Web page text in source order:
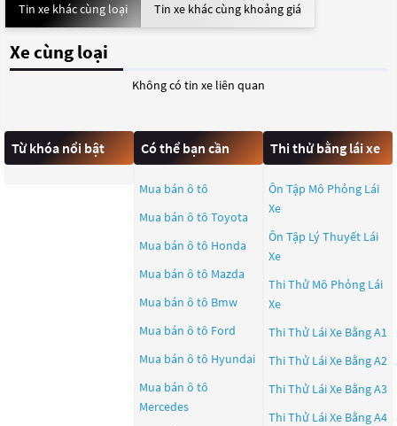
Tin xe khác cùng loại Tin xe khác cùng khoảng giá
Xe cùng loại
Không có tin xe liên quan
Từ khóa nổi bật Có thể bạn cần
Mua bán ô tô
Mua bán ô tô Toyota
Mua bán ô tô Honda
Mua bán ô tô Mazda
Mua bán ô tô Bmw
Mua bán ô tô Ford
Mua bán ô tô Hyundai
Mua bán ô tô
Mercedes
Thi thử bằng lái xe
Ôn Tập Mô Phỏng Lái
Xe
Ôn Tập Lý Thuyết Lái
Xe
Thi Thử Mô Phỏng Lái
Xe
Thi Thử Lái Xe Bằng A1
Thi Thử Lái Xe Bằng A2
Thi Thử Lái Xe Bằng A3
Thi Thử Lái Xe Bằng A4